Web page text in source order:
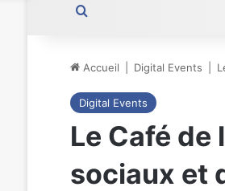
Accueil Digital Events
Digital Events
Le Café de
sociaux et